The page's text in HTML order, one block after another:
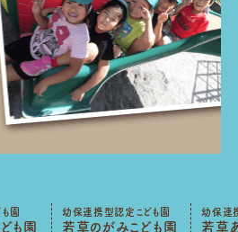
園
も園
幼保連携型認定こども園
若草のがみこども園
幼保連
若草